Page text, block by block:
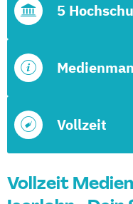
Vollzeit
5
Vollzeit